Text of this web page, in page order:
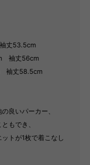
丈53.5cm
袖丈56cm
袖丈58.5cm
良いパーカー、
もでき、
トが1枚で着こなし